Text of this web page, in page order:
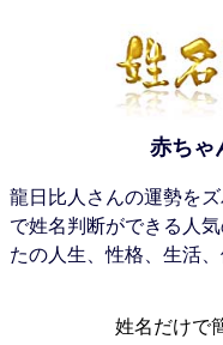
赤ちゃ
龍日比人さんの運勢を
で姓名判断ができる人
たの人生、性格、生活
姓名だけで